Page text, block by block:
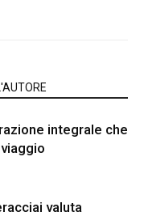
integrale che
valuta